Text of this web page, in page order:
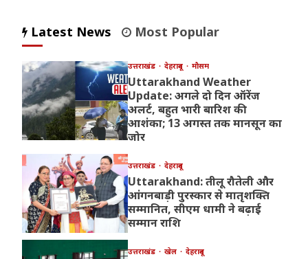
Latest News Most Popular
उत्तराखंड देहरादून मौसम
Uttarakhand Weather
Update: अगले दो दिन ऑरेंज
अलर्ट, बहुत भारी बारिश की
आशंका; 13 अगस्त तक मानसून का
जोर
उत्तराखंड देहरादून
Uttarakhand: तीलू रौतेली और
आंगनबाड़ी पुरस्कार से मातृशक्ति
सम्मानित, सीएम धामी ने बढ़ाई
सम्मान राशि
उत्तराखंड खेल देहरादून